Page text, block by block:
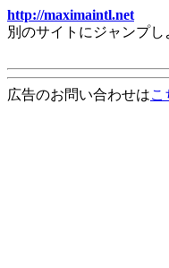
http://maximaintl.net
別のサイトにジャンプ
広告のお問い合わせはこ